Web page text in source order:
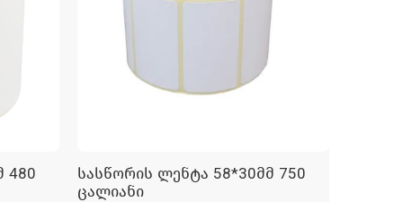
480
ᲓᲐᲛᲐᲢᲔᲑᲐ
სასწორის ლენტა 58*30მმ 750
ცალიანი